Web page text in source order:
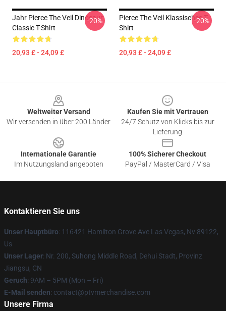
Jahr Pierce The Veil Dinosaur
Classic T-Shirt
20,93 £ - 24,09 £
-20%
Pierce The Veil Klassisches T-
Shirt
20,93 £ - 24,09 £
-20%
Weltweiter Versand
Wir versenden in über 200 Länder
Kaufen Sie mit Vertrauen
24/7 Schutz von Klicks bis zur
Lieferung
Internationale Garantie
Im Nutzungsland angeboten
100% Sicherer Checkout
PayPal / MasterCard / Visa
Kontaktieren Sie uns
Unser Hauptbüro: 116421 Hamilton Grove Ave Las Vegas, Nv 89122,
Us
Unser Lager: Nr. 200, Suhong Middle Road, Dehui Stadt, Provinz
Jiangsu, CN
Geruch: 9AM – 5PM (Mon – Fri)
E-Mail senden: contact@ptvmerchandise.com
Unsere Firma